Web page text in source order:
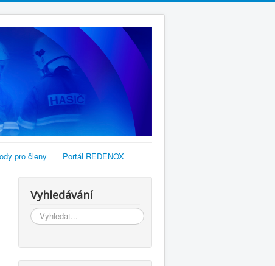
pro členy Portál REDENOX
Vyhledávání
Vyhledávání...